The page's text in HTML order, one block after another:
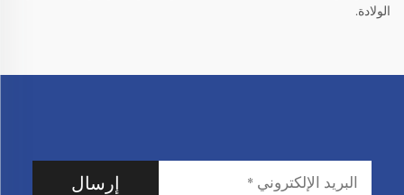
الولادة.
إرسال